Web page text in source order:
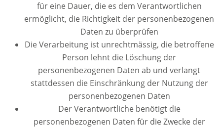
für eine Dauer, die es dem Verantwortlichen
ermöglicht, die Richtigkeit der personenbezogenen
Daten zu überprüfen
Die Verarbeitung ist unrechtmässig, die betroffene
Person lehnt die Löschung der
personenbezogenen Daten ab und verlangt
stattdessen die Einschränkung der Nutzung der
personenbezogenen Daten
Der Verantwortliche benötigt die
personenbezogenen Daten für die Zwecke der